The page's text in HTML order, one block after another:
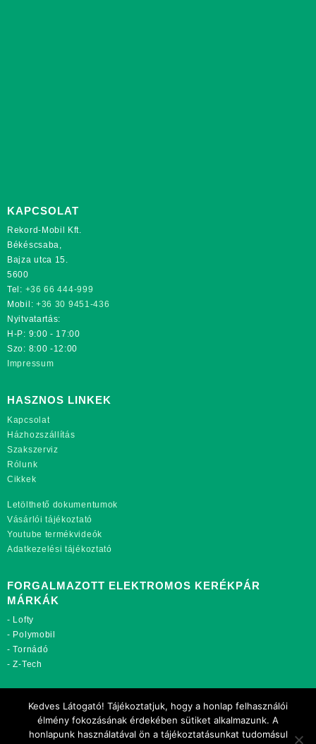
KAPCSOLAT
Rekord-Mobil Kft.
Békéscsaba,
Bajza utca 15.
5600
Tel: +36 66 444-999
Mobil: +36 30 9451-436
Nyitvatartás:
H-P: 9:00 - 17:00
Szo: 8:00 -12:00
Impressum
HASZNOS LINKEK
Kapcsolat
Házhozszállítás
Szakszerviz
Rólunk
Cikkek
Letölthető dokumentumok
Vásárlói tájékoztató
Youtube termékvideók
Adatkezelési tájékoztató
FORGALMAZOTT ELEKTROMOS KERÉKPÁR
MÁRKÁK
- Lofty
- Polymobil
-Tornádó
-Z-Tech
rekordmobil.hu
rekordmotor.hu
motorkerekparalkatreszek.hu
Kedves Látogató! Tájékoztatjuk, hogy a honlap felhasználói
élmény fokozásának érdekében sütiket alkalmazunk. A
honlapunk használatával ön a tájékoztatásunkat tudomásul